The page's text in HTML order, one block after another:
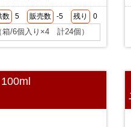
数 5 販売数 -5 残り 0
箱/6個入り×4 計24個）